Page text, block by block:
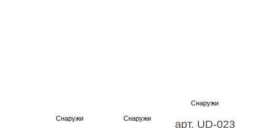
арт. UD-023